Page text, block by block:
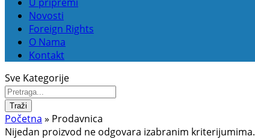
Novosti
Foreign Rights
O Nama
Kontakt
Sve Kategorije
Traži
Početna » Prodavnica
Nijedan proizvod ne odgovara izabranim kriterijumima.